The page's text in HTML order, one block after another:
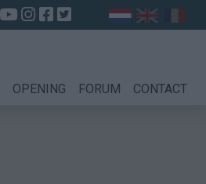
OPENING FORUM CONTACT